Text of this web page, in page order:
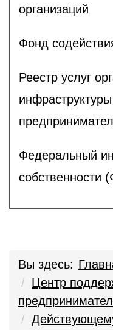
организаций
Фонд
Реестр услуг
Федеральный
собственности
Вы здесь:
Центр